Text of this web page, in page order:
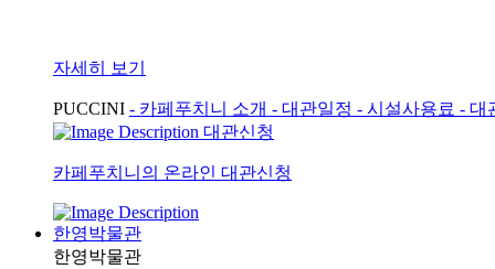
자세히 보기
PUCCINI - 카페푸치니 소개 - 대관일정 - 시설사용료 - 대
대관신청
카페푸치니의 온라인 대관신청
한영박물관
한영박물관